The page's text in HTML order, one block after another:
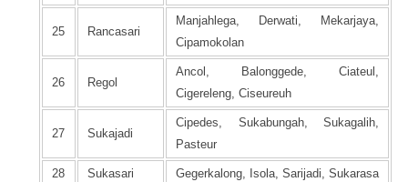
25 Rancasari
Manjahlega, Derwati, Mekarjaya,
Cipamokolan
26 Regol
Ancol, Balonggede, Ciateul,
Cigereleng, Ciseureuh
27 Sukajadi
Cipedes, Sukabungah, Sukagalih,
Pasteur
28 Sukasari Gegerkalong, Isola, Sarijadi, Sukarasa